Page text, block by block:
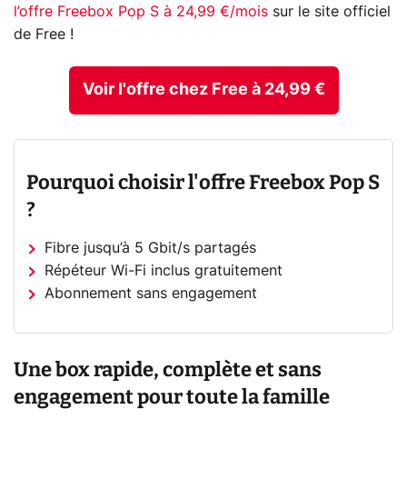
l’offre Freebox Pop S à 24,99 €/mois sur le site officiel
de Free !
Voir l'offre chez Free à 24,99 €
Pourquoi choisir l'offre Freebox Pop S
?
Fibre jusqu’à 5 Gbit/s partagés
Répéteur Wi-Fi inclus gratuitement
Abonnement sans engagement
Une box rapide, complète et sans
engagement pour toute la famille